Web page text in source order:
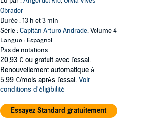
Obrador
Durée : 13 h et 3 min
Série :Capitán Arturo Andrade, Volume 4
Langue : Espagnol
Pas de notations
20,93 € ou gratuit avec l'essai.
Renouvellement automatique à
5,99 €/mois après l'essai. Voir
conditions d'éligibilité
Essayez Standard gratuitement